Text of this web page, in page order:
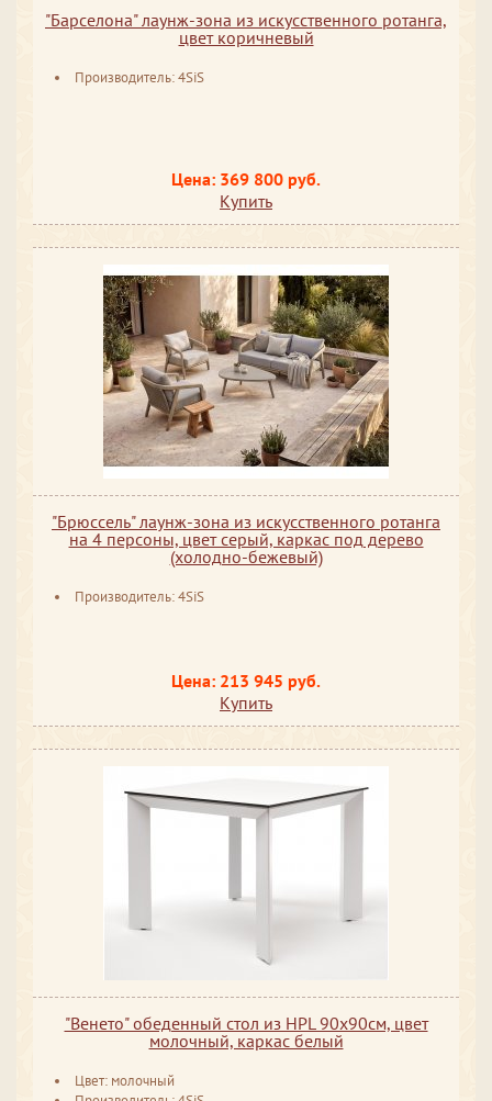
"Барселона" лаунж-зона из искусственного ротанга,
цвет коричневый
Производитель: 4SiS
Цена: 369 800 руб.
Купить
"Брюссель" лаунж-зона из искусственного ротанга
на 4 персоны, цвет серый, каркас под дерево
(холодно-бежевый)
Производитель: 4SiS
Цена: 213 945 руб.
Купить
"Венето" обеденный стол из HPL 90х90см, цвет
молочный, каркас белый
Цвет: молочный